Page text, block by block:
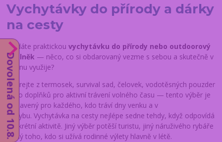
Vychytávky do přírody a dárky
na cesty
Hledáte praktickouvychytávku do přírody nebo outdoorový
doplněk — něco, co si obdarovaný vezme s sebou a skutečně v
terénu využije?
Vybírejte z termosek, survival sad, čelovek, vodotěsných pouzder
nebo doplňků pro aktivní trávení volného času — tento výběr je
sestavený pro každého, kdo tráví dny venku a v
pohybu. Vychytávka na cesty nejlépe sedne tehdy, když odpovídá
konkrétní aktivitě. Jiný výběr potěší turistu, jiný náruživého rybáře
a jiný toho, kdo si užívá rodinné výlety hlavně v létě.
Dovolená od 10.8.